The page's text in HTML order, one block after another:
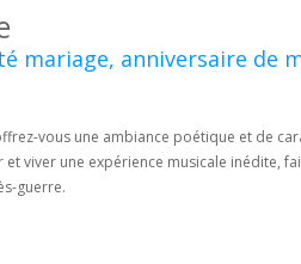
mariage, anniversaire de
vous une ambiance poétique et de
et viver une expérience musicale inédite,
guerre.